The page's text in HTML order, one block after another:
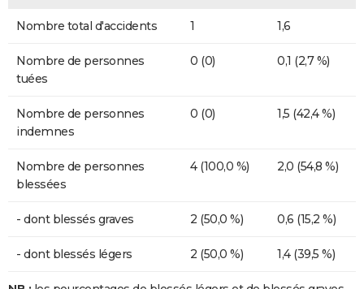
Nombre total d'accidents 1 1,6
Nombre de personnes
tuées
0 (0) 0,1 (2,7 %)
Nombre de personnes
indemnes
0 (0) 1,5 (42,4 %)
Nombre de personnes
blessées
4 (100,0 %) 2,0 (54,8 %)
- dont blessés graves 2 (50,0 %) 0,6 (15,2 %)
- dont blessés légers 2 (50,0 %) 1,4 (39,5 %)